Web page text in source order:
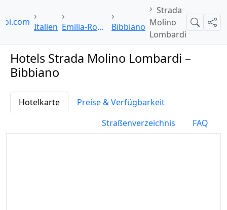
Italien Emilia-Romagna Bibbiano
Strada
Molino
Lombardi
Suche
Hotels Strada Molino Lombardi –
Bibbiano
Hotelkarte
Preise & Verfügbarkeit
Straßenverzeichnis
FAQ